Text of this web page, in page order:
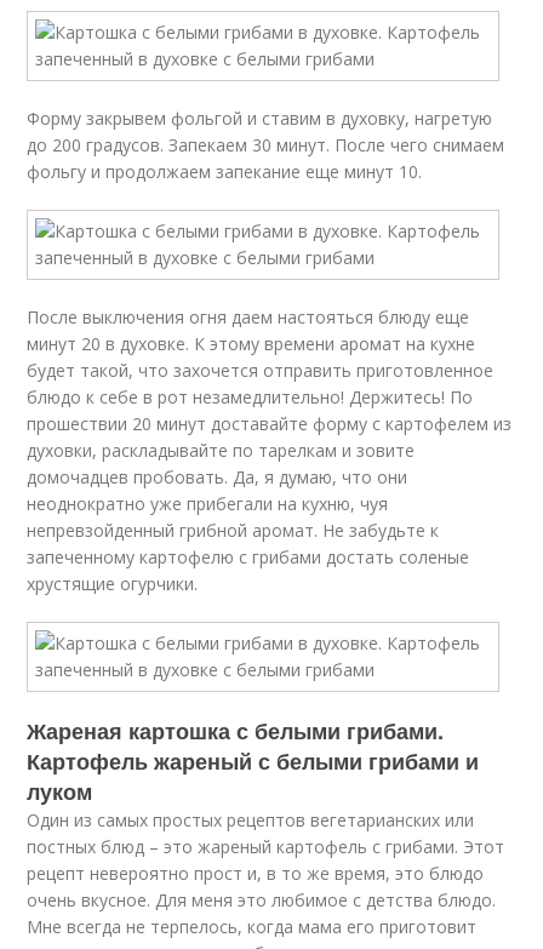
Форму закрывем фольгой и ставим в духовку, нагретую
до 200 градусов. Запекаем 30 минут. После чего снимаем
фольгу и продолжаем запекание еще минут 10.
После выключения огня даем настояться блюду еще
минут 20 в духовке. К этому времени аромат на кухне
будет такой, что захочется отправить приготовленное
блюдо к себе в рот незамедлительно! Держитесь! По
прошествии 20 минут доставайте форму с картофелем из
духовки, раскладывайте по тарелкам и зовите
домочадцев пробовать. Да, я думаю, что они
неоднократно уже прибегали на кухню, чуя
непревзойденный грибной аромат. Не забудьте к
запеченному картофелю с грибами достать соленые
хрустящие огурчики.
Жареная картошка с белыми грибами.
Картофель жареный с белыми грибами и
луком
Один из самых простых рецептов вегетарианских или
постных блюд – это жареный картофель с грибами. Этот
рецепт невероятно прост и, в то же время, это блюдо
очень вкусное. Для меня это любимое с детства блюдо.
Мне всегда не терпелось, когда мама его приготовит